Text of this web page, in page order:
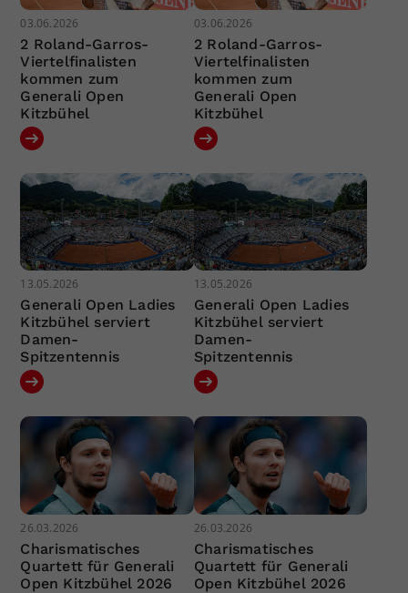
03.06.2026
2 Roland-Garros-
Viertelfinalisten
kommen zum
Generali Open
Kitzbühel
03.06.2026
2 Roland-Garros-
Viertelfinalisten
kommen zum
Generali Open
Kitzbühel
13.05.2026
Generali Open Ladies
Kitzbühel serviert
Damen-
Spitzentennis
13.05.2026
Generali Open Ladies
Kitzbühel serviert
Damen-
Spitzentennis
26.03.2026
Charismatisches
Quartett für Generali
Open Kitzbühel 2026
26.03.2026
Charismatisches
Quartett für Generali
Open Kitzbühel 2026